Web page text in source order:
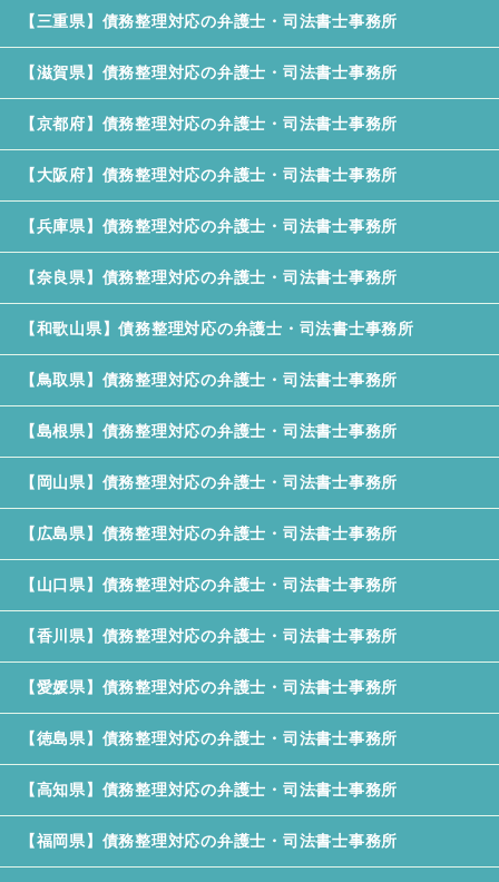
【三重県】債務整理対応の弁護士・司法書士事務所
【滋賀県】債務整理対応の弁護士・司法書士事務所
【京都府】債務整理対応の弁護士・司法書士事務所
【大阪府】債務整理対応の弁護士・司法書士事務所
【兵庫県】債務整理対応の弁護士・司法書士事務所
【奈良県】債務整理対応の弁護士・司法書士事務所
【和歌山県】債務整理対応の弁護士・司法書士事務所
【鳥取県】債務整理対応の弁護士・司法書士事務所
【島根県】債務整理対応の弁護士・司法書士事務所
【岡山県】債務整理対応の弁護士・司法書士事務所
【広島県】債務整理対応の弁護士・司法書士事務所
【山口県】債務整理対応の弁護士・司法書士事務所
【香川県】債務整理対応の弁護士・司法書士事務所
【愛媛県】債務整理対応の弁護士・司法書士事務所
【徳島県】債務整理対応の弁護士・司法書士事務所
【高知県】債務整理対応の弁護士・司法書士事務所
【福岡県】債務整理対応の弁護士・司法書士事務所